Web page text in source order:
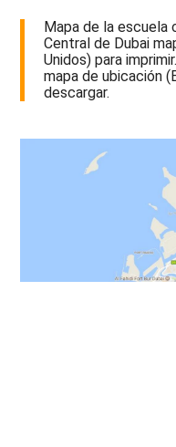
Mapa de la escuela
Central de Dubai
Unidos) para
mapa de ubicación
descargar.